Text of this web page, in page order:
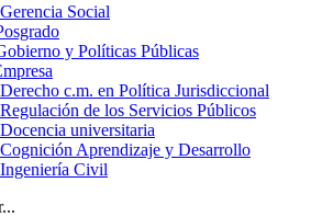
Social
y Políticas Públicas
c.m. en Política Jurisdiccional
de los Servicios Públicos
universitaria
Aprendizaje y Desarrollo
Civil